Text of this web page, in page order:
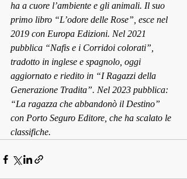
ha a cuore l’ambiente e gli animali. Il suo
primo libro “L’odore delle Rose”, esce nel
2019 con Europa Edizioni. Nel 2021
pubblica “Nafis e i Corridoi colorati”,
tradotto in inglese e spagnolo, oggi
aggiornato e riedito in “I Ragazzi della
Generazione Tradita”. Nel 2023 pubblica:
“La ragazza che abbandonò il Destino”
con Porto Seguro Editore, che ha scalato le
classifiche.